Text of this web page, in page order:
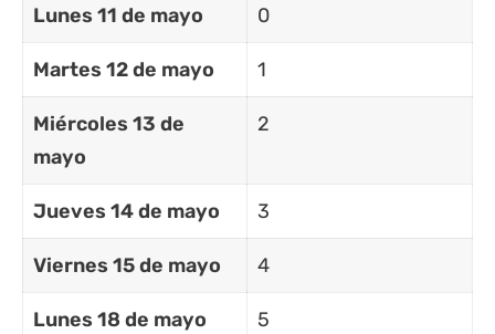
Lunes 11 de mayo 0
Martes 12 de mayo 1
Miércoles 13 de
mayo
2
Jueves 14 de mayo 3
Viernes 15 de mayo 4
Lunes 18 de mayo 5